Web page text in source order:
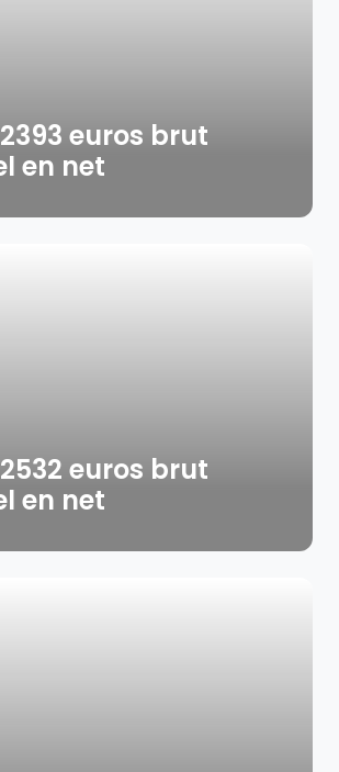
euros brut
en net
euros brut
en net